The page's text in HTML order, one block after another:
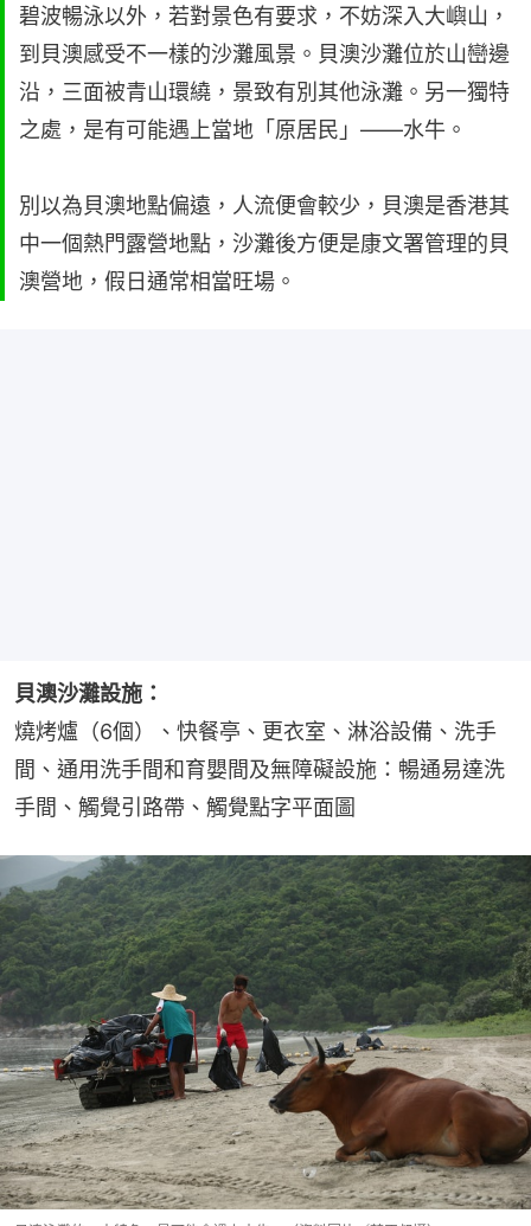
碧波暢泳以外，若對景色有要求，不妨深入大嶼山，
到貝澳感受不一樣的沙灘風景。貝澳沙灘位於山巒邊
沿，三面被青山環繞，景致有別其他泳灘。另一獨特
之處，是有可能遇上當地「原居民」——水牛。
別以為貝澳地點偏遠，人流便會較少，貝澳是香港其
中一個熱門露營地點，沙灘後方便是康文署管理的貝
澳營地，假日通常相當旺場。
貝澳沙灘設施：
燒烤爐（6個）、快餐亭、更衣室、淋浴設備、洗手
間、通用洗手間和育嬰間及無障礙設施：暢通易達洗
手間、觸覺引路帶、觸覺點字平面圖